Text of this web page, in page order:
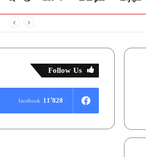
المظلم
Follow Us
11٬828 facebook